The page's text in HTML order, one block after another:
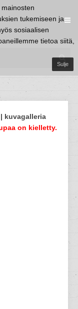
tukemiseen ja
sosiaalisen
tietoa siitä,
Sulje
| kuvagalleria
on kielletty.